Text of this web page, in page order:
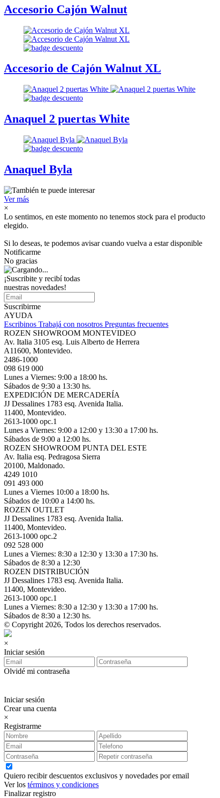
Accesorio Cajón Walnut
Accesorio de Cajón Walnut XL
Anaquel 2 puertas White
Anaquel Byla
Ver más
×
Lo sentimos, en este momento no tenemos stock para el producto
elegido.
Si lo deseas, te podemos avisar cuando vuelva a estar disponible
Notificarme
No gracias
¡Suscribite y recibí todas
nuestras novedades!
Suscribirme
AYUDA
Escribinos Trabajá con nosotros Preguntas frecuentes
ROZEN SHOWROOM MONTEVIDEO
Av. Italia 3105 esq. Luis Alberto de Herrera
A11600, Montevideo.
2486-1000
098 619 000
Lunes a Viernes: 9:00 a 18:00 hs.
Sábados de 9:30 a 13:30 hs.
EXPEDICIÓN DE MERCADERÍA
JJ Dessalines 1783 esq. Avenida Italia.
11400, Montevideo.
2613-1000 opc.1
Lunes a Viernes: 9:00 a 12:00 y 13:30 a 17:00 hs.
Sábados de 9:00 a 12:00 hs.
ROZEN SHOWROOM PUNTA DEL ESTE
Av. Italia esq. Pedragosa Sierra
20100, Maldonado.
4249 1010
091 493 000
Lunes a Viernes 10:00 a 18:00 hs.
Sábados de 10:00 a 14:00 hs.
ROZEN OUTLET
JJ Dessalines 1783 esq. Avenida Italia.
11400, Montevideo.
2613-1000 opc.2
092 528 000
Lunes a Viernes: 8:30 a 12:30 y 13:30 a 17:30 hs.
Sábados de 8:30 a 12:30
ROZEN DISTRIBUCIÓN
JJ Dessalines 1783 esq. Avenida Italia.
11400, Montevideo.
2613-1000 opc.1
Lunes a Viernes: 8:30 a 12:30 y 13:30 a 17:00 hs.
Sábados de 8:30 a 12:30 hs.
© Copyright 2026, Todos los derechos reservados.
×
Iniciar sesión
Olvidé mi contraseña
Iniciar sesión
Crear una cuenta
×
Registrarme
Quiero recibir descuentos exclusivos y novedades por email
Ver los términos y condiciones
Finalizar registro